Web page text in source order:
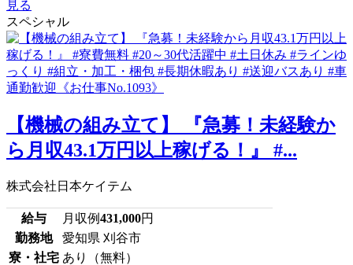
見る
スペシャル
【機械の組み立て】 『急募！未経験か
ら月収43.1万円以上稼げる！』 #...
株式会社日本ケイテム
給与 月収例431,000円
勤務地
愛知県 刈谷市
寮・社宅 あり（無料）